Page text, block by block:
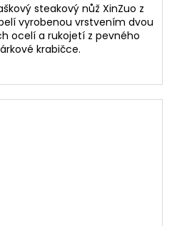
steakový nůž XinZuo z
vyrobenou vrstvením dvou
ocelí a rukojetí z pevného
krabičce.